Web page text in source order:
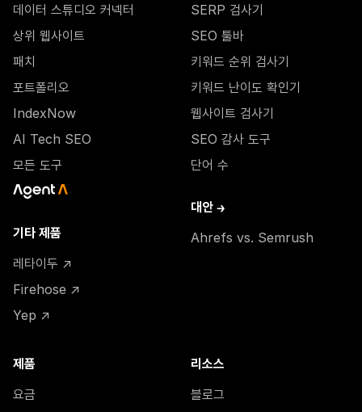
데이터 스튜디오 커넥터
상위 웹사이트
패치
포트폴리오
IndexNow
AI Tech SEO
모든 도구
기타 제품
레타이두 ↗
Firehose ↗
Yep ↗
SERP 검사기
SEO 툴바
키워드 순위 검사기
키워드 난이도 확인기
웹사이트 검사기
SEO 감사 도구
단어 수
대안 →
Ahrefs vs. Semrush
제품
요금
리소스
블로그